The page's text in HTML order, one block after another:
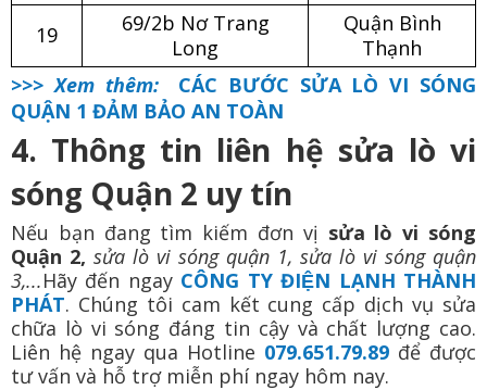
19
69/2b Nơ Trang
Long
Quận Bình
Thạnh
>>> Xem thêm:
CÁC BƯỚC SỬA LÒ VI SÓNG
QUẬN 1 ĐẢM BẢO AN TOÀN
4. Thông tin liên hệ sửa lò vi
sóng Quận 2 uy tín
Nếu bạn đang tìm kiếm đơn vị sửa lò vi sóng
Quận 2, sửa lò vi sóng quận 1, sửa lò vi sóng quận
3,...Hãy đến ngay CÔNG TY ĐIỆN LẠNH THÀNH
PHÁT. Chúng tôi cam kết cung cấp dịch vụ sửa
chữa lò vi sóng đáng tin cậy và chất lượng cao.
Liên hệ ngay qua Hotline 079.651.79.89 để được
tư vấn và hỗ trợ miễn phí ngay hôm nay.